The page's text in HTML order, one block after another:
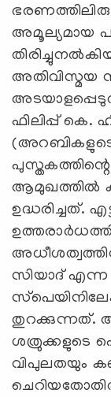
അമൂല്യമായ
അതിവിസ്മയ
ഫിലിപ്പ് കെ.
(അറബികളുടെ
ആമുഖത്തില്‍
ഉദ്ധരിച്ചത്.
സിയാദ്
തുറക്കുന്നത്.
ശത്രുക്കളുടെ
വിപുലതയും